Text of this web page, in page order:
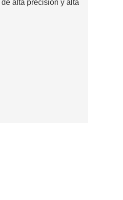
alta precisión y alta